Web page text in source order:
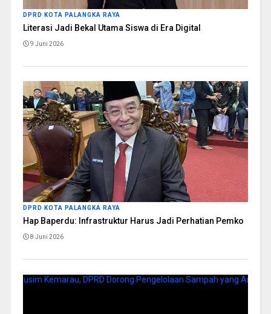
DPRD KOTA PALANGKA RAYA
Literasi Jadi Bekal Utama Siswa di Era Digital
9 Juni 2026
DPRD KOTA PALANGKA RAYA
Hap Baperdu: Infrastruktur Harus Jadi Perhatian Pemko
8 Juni 2026